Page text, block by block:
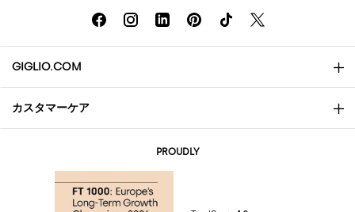
GIGLIO.COM
会社概要
カスタマーケア
PROUDLY